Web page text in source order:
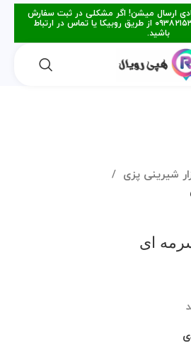
ارسال میشن! اگر مشکلی در ثبت سفارش
داشتین، میتونین با ۰۹۳۸۲۱۵۳۴۷۸ از طریق روبیکا یا تماس در ارتباط
باشید.
شیرینی پزی
ای